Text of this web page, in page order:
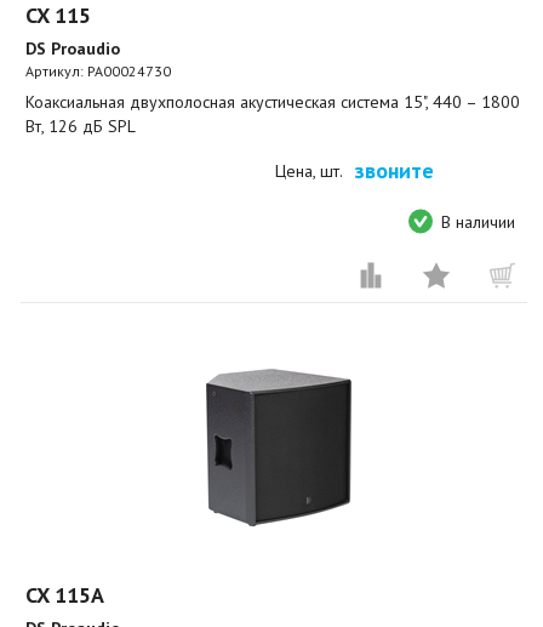
CX 115
DS Proaudio
Артикул: PA00024730
Коаксиальная двухполосная акустическая система 15", 440 – 1800
Вт, 126 дБ SPL
Цена, шт. звоните
В наличии
CX 115A